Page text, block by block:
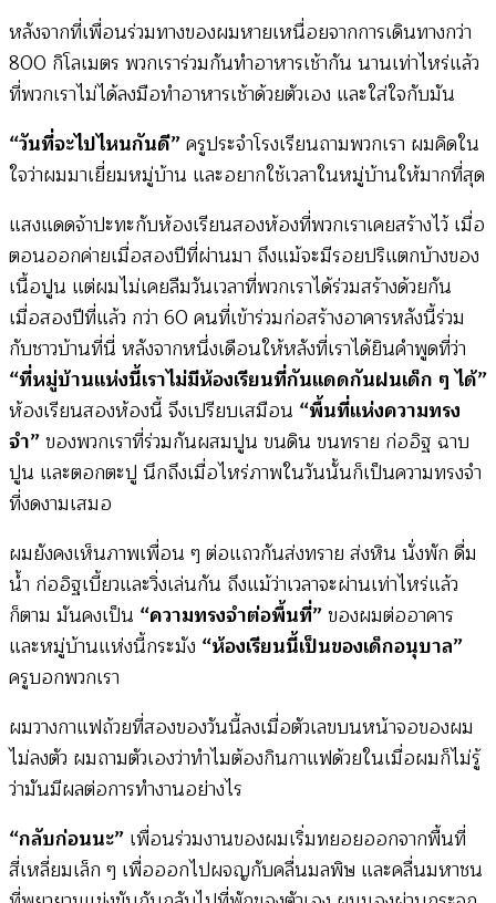
หลังจากที่เพื่อนร่วมทางของผมหายเหนื่อยจากการเดินทางกว่า
800 กิโลเมตร พวกเราร่วมกันทำอาหารเช้ากัน นานเท่าไหร่แล้ว
ที่พวกเราไม่ได้ลงมือทำอาหารเช้าด้วยตัวเอง และใส่ใจกับมัน
“วันที่จะไปไหนกันดี”ครูประจำโรงเรียนถามพวกเรา ผมคิดใน
ใจว่าผมมาเยี่ยมหมู่บ้าน และอยากใช้เวลาในหมู่บ้านให้มากที่สุด
แสงแดดจ้าปะทะกับห้องเรียนสองห้องที่พวกเราเคยสร้างไว้ เมื่อ
ตอนออกค่ายเมื่อสองปีที่ผ่านมา ถึงแม้จะมีรอยปริแตกบ้างของ
เนื้อปูน แต่ผมไม่เคยลืมวันเวลาที่พวกเราได้ร่วมสร้างด้วยกัน
เมื่อสองปีที่แล้ว กว่า 60 คนที่เข้าร่วมก่อสร้างอาคารหลังนี้ร่วม
กับชาวบ้านที่นี่ หลังจากหนึ่งเดือนให้หลังที่เราได้ยินคำพูดที่ว่า
“ที่หมู่บ้านแห่งนี้เราไม่มีห้องเรียนที่กันแดดกันฝนเด็ก ๆ ได้”
ห้องเรียนสองห้องนี้ จึงเปรียบเสมือน “พื้นที่แห่งความทรง
จำ”ของพวกเราที่ร่วมกันผสมปูน ขนดิน ขนทราย ก่ออิฐ ฉาบ
ปูน และตอกตะปู นึกถึงเมื่อไหร่ภาพในวันนั้นก็เป็นความทรงจำ
ที่งดงามเสมอ
ผมยังคงเห็นภาพเพื่อน ๆ ต่อแถวกันส่งทราย ส่งหิน นั่งพัก ดื่ม
น้ำ ก่ออิฐเบี้ยวและวิ่งเล่นกัน ถึงแม้ว่าเวลาจะผ่านเท่าไหร่แล้ว
ก็ตาม มันคงเป็น “ความทรงจำต่อพื้นที่”ของผมต่ออาคาร
และหมู่บ้านแห่งนี้กระมัง “ห้องเรียนนี้เป็นของเด็กอนุบาล”
ครูบอกพวกเรา
ผมวางกาแฟถ้วยที่สองของวันนี้ลงเมื่อตัวเลขบนหน้าจอของผม
ไม่ลงตัว ผมถามตัวเองว่าทำไมต้องกินกาแฟด้วยในเมื่อผมก็ไม่รู้
ว่ามันมีผลต่อการทำงานอย่างไร
“กลับก่อนนะ” เพื่อนร่วมงานของผมเริ่มทยอยออกจากพื้นที่
สี่เหลี่ยมเล็ก ๆ เพื่อออกไปผจญกับคลื่นมลพิษ และคลื่นมหาชน